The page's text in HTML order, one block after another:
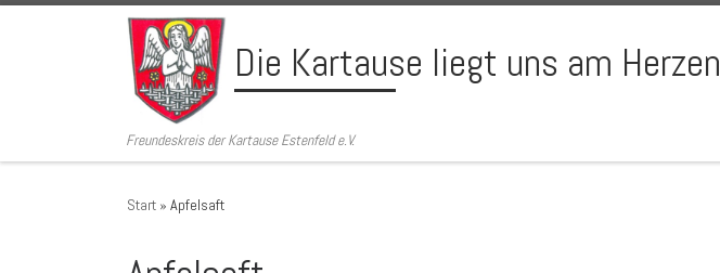
Zum Inhalt springen
Die Kartause liegt uns am Herzen
Freundeskreis der Kartause Estenfeld e.V.
Start » Apfelsaft